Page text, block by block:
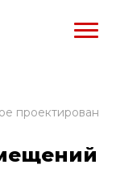
проектирование